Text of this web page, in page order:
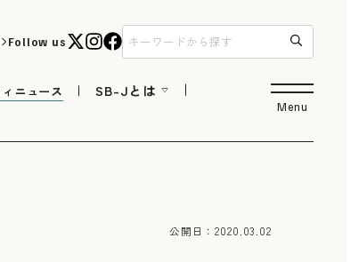
Follow us
ニュース SB-Jとは
Menu
公開日：2020.03.02